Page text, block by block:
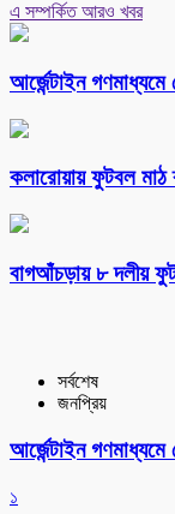
এ সম্পর্কিত আরও খবর
আর্জেন্টাইন
কলারোয়ায় ফুটবল মাঠ
বাগআঁচড়ায় ৮ দলীয়
সর্বশেষ
জনপ্রিয়
আর্জেন্টাইন
১